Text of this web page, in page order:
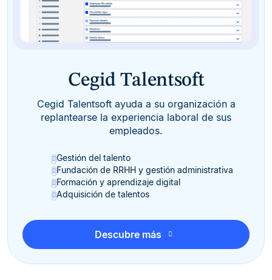
Cegid Talentsoft
Cegid Talentsoft ayuda a su organización a
replantearse la experiencia laboral de sus
empleados.
Gestión del talento
Fundación de RRHH y gestión administrativa
Formación y aprendizaje digital
Adquisición de talentos
Descubre más